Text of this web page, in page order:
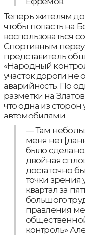
Теперь жителям
чтобы попасть на
воспользоваться
Спортивным
представитель
«Народный
участок дороги не
аварийность. По
разметки на
что одна из
автомобилями.
— Там
меня нет
было
двойная
достаточно
точки зрения
квартал за
большого
правления
контроль»